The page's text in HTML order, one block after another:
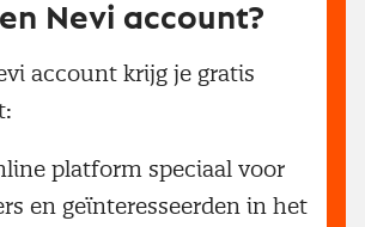
Nevi account?
account krijg je gratis
platform speciaal voor
en geïnteresseerden in het